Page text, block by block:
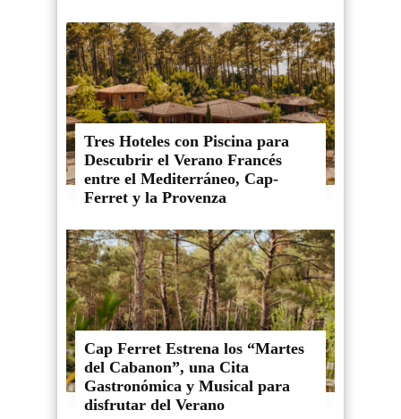
Tres Hoteles con Piscina para
Descubrir el Verano Francés
entre el Mediterráneo, Cap-
Ferret y la Provenza
Cap Ferret Estrena los “Martes
del Cabanon”, una Cita
Gastronómica y Musical para
disfrutar del Verano